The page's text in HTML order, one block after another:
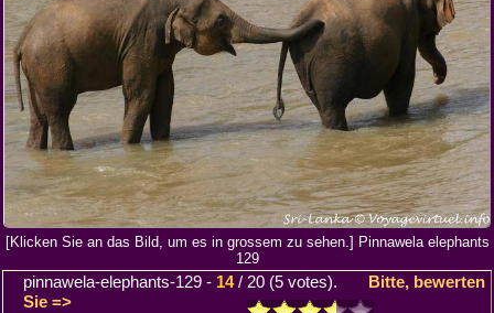
[Klicken Sie an das Bild, um es in grossem zu sehen.] Pinnawela elephants
129
pinnawela-elephants-129 - 14/ 20 (5 votes). Bitte, bewerten
Sie =>